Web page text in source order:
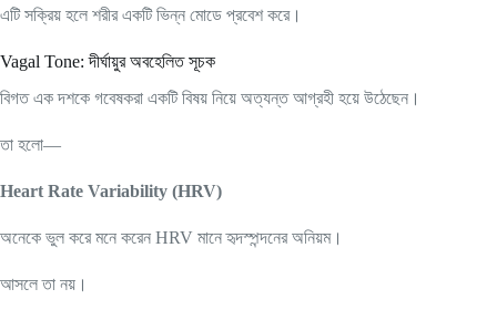
এটি সক্রিয় হলে শরীর একটি ভিন্ন মোডে প্রবেশ করে।
Vagal Tone: দীর্ঘায়ুর অবহেলিত সূচক
বিগত এক দশকে গবেষকরা একটি বিষয় নিয়ে অত্যন্ত আগ্রহী হয়ে উঠেছেন।
তা হলো—
Heart Rate Variability (HRV)
অনেকে ভুল করে মনে করেন HRV মানে হৃদস্পন্দনের অনিয়ম।
আসলে তা নয়।